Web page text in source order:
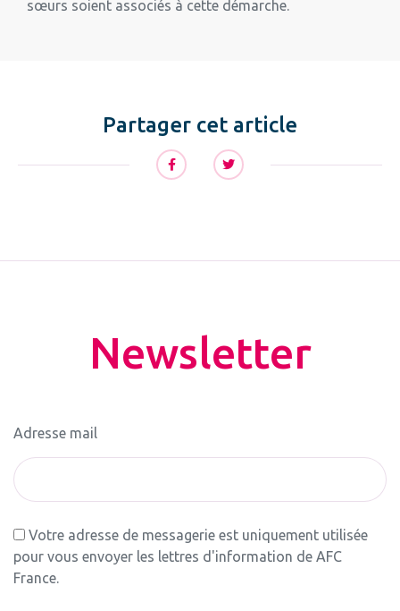
sœurs soient associés à cette démarche.
Partager cet article
Newsletter
Adresse mail
Votre adresse de messagerie est uniquement utilisée
pour vous envoyer les lettres d'information de AFC
France.